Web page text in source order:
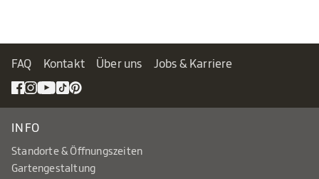
FAQ Kontakt Über uns Jobs & Karriere
INFO
Standorte & Öffnungszeiten
Gartengestaltung